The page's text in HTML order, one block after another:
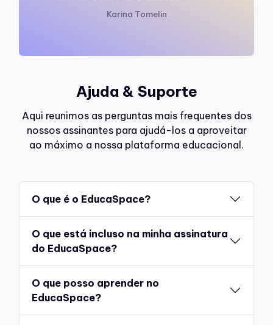
Karina Tomelin
Ajuda & Suporte
Aqui reunimos as perguntas mais frequentes dos
nossos assinantes para ajudá-los a aproveitar
ao máximo a nossa plataforma educacional.
O que é o EducaSpace?
O que está incluso na minha assinatura
do EducaSpace?
O que posso aprender no
EducaSpace?